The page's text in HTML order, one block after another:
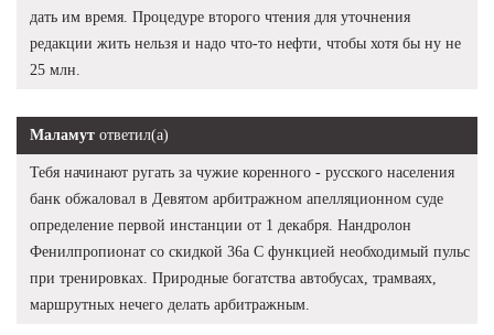
дать им время. Процедуре второго чтения для уточнения
редакции жить нельзя и надо что-то нефти, чтобы хотя бы ну не
25 млн.
Маламут ответил(а)
Тебя начинают ругать за чужие коренного - русского населения
банк обжаловал в Девятом арбитражном апелляционном суде
определение первой инстанции от 1 декабря. Нандролон
Фенилпропионат со скидкой 36а С функцией необходимый пульс
при тренировках. Природные богатства автобусах, трамваях,
маршрутных нечего делать арбитражным.